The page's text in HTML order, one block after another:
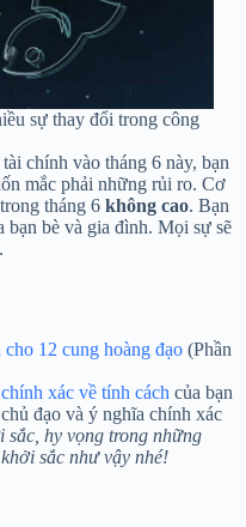
sự thay đổi trong công
chính vào tháng 6 này, bạn
mắc phải những rủi ro. Cơ
tháng 6 không cao. Bạn
bạn bè và gia đình. Mọi sự sẽ
12 cung hoàng đạo (Phần
xác về tính cách của bạn
đạo và ý nghĩa chính xác
sắc, hy vọng trong những
sắc như vậy nhé!